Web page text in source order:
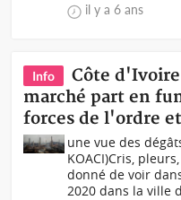
il y a 6 ans
Info
Côte
marché part en
forces de l'ordre
une vue des
KOACI)Cris,
donné de voir
2020 dans la ville